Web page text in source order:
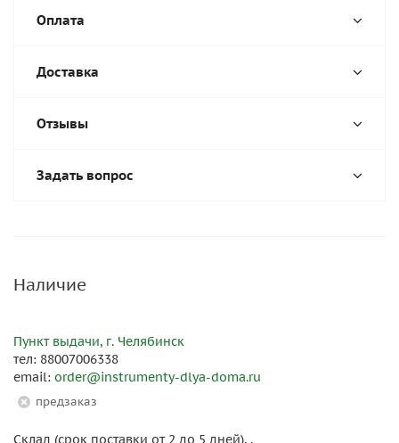
Оплата
Доставка
Отзывы
Задать вопрос
Наличие
Пункт выдачи, г. Челябинск
тел: 88007006338
email: order@instrumenty-dlya-doma.ru
Предзаказ
Склад (срок поставки от 2 до 5 дней), .